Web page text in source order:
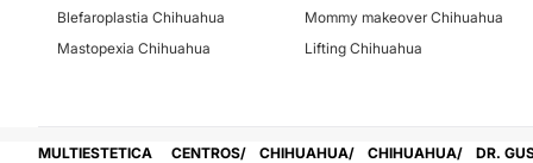
Blefaroplastia Chihuahua
Mommy makeover Chihuahua
Mastopexia Chihuahua
Lifting Chihuahua
MULTIESTETICA CENTROS CHIHUAHUA CHIHUAHUA DR.